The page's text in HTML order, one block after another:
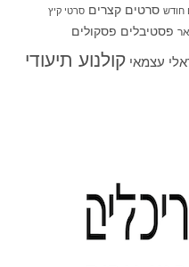
חודש סרטים קצרים סרטי קיץ
פסטיבלים פסקולים
עצמאי קולנוע תיעודי